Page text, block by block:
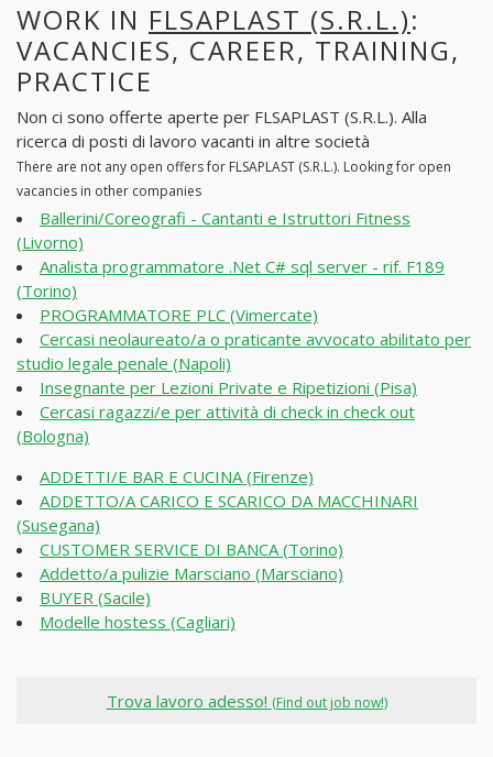
WORK IN FLSAPLAST (S.R.L.):
VACANCIES, CAREER, TRAINING,
PRACTICE
Non ci sono offerte aperte per FLSAPLAST (S.R.L.). Alla
ricerca di posti di lavoro vacanti in altre società
There are not any open offers for FLSAPLAST (S.R.L.). Looking for open
vacancies in other companies
Ballerini/Coreografi - Cantanti e Istruttori Fitness
(Livorno)
Analista programmatore .Net C# sql server - rif. F189
(Torino)
PROGRAMMATORE PLC (Vimercate)
Cercasi neolaureato/a o praticante avvocato abilitato per
studio legale penale (Napoli)
Insegnante per Lezioni Private e Ripetizioni (Pisa)
Cercasi ragazzi/e per attività di check in check out
(Bologna)
ADDETTI/E BAR E CUCINA (Firenze)
ADDETTO/A CARICO E SCARICO DA MACCHINARI
(Susegana)
CUSTOMER SERVICE DI BANCA (Torino)
Addetto/a pulizie Marsciano (Marsciano)
BUYER (Sacile)
Modelle hostess (Cagliari)
Trova lavoro adesso! (Find out job now!)